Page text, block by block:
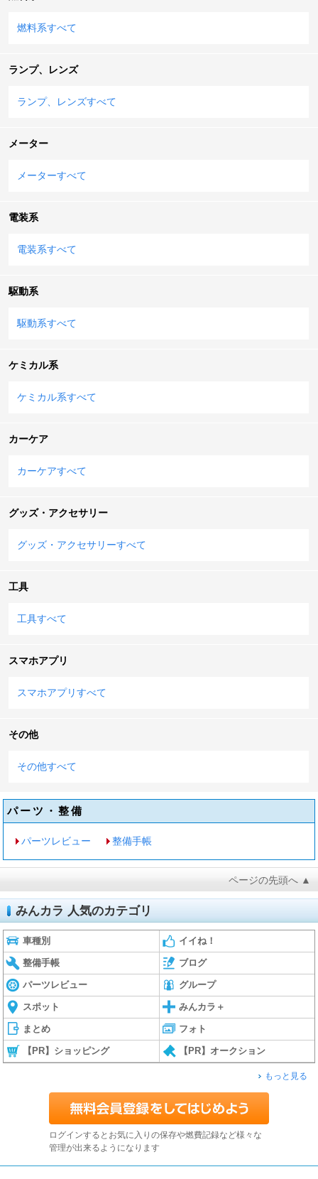
燃料系すべて
ランプ、レンズ
ランプ、レンズすべて
メーター
メーターすべて
電装系
電装系すべて
駆動系
駆動系すべて
ケミカル系
ケミカル系すべて
カーケア
カーケアすべて
グッズ・アクセサリー
グッズ・アクセサリーすべて
工具
工具すべて
スマホアプリ
スマホアプリすべて
その他
その他すべて
パーツ・整備
パーツレビュー 整備手帳
ページの先頭へ ▲
みんカラ 人気のカテゴリ
車種別 イイね！
整備手帳 ブログ
パーツレビュー グループ
スポット みんカラ＋
まとめ フォト
【PR】ショッピング 【PR】オークション
もっと見る
ログインするとお気に入りの保存や燃費記録など様々な
管理が出来るようになります